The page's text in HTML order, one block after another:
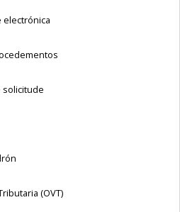
electrónica
solicitude
(OVT)